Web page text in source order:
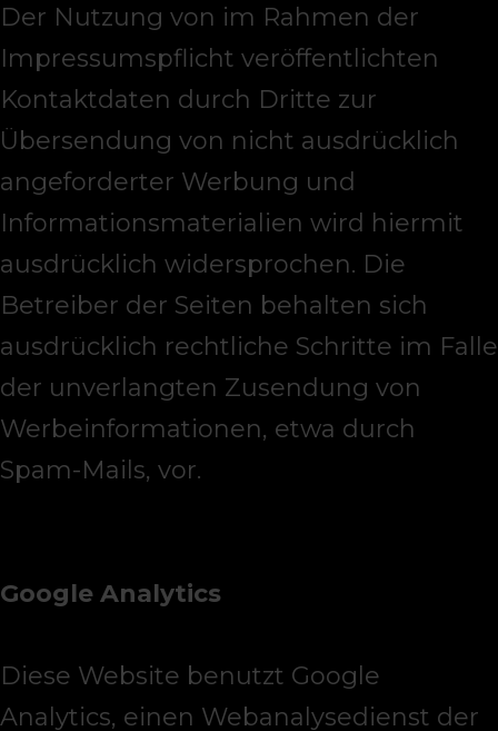
Der Nutzung von im Rahmen der
Impressumspflicht veröffentlichten
Kontaktdaten durch Dritte zur
Übersendung von nicht ausdrücklich
angeforderter Werbung und
Informationsmaterialien wird hiermit
ausdrücklich widersprochen. Die
Betreiber der Seiten behalten sich
ausdrücklich rechtliche Schritte im Falle
der unverlangten Zusendung von
Werbeinformationen, etwa durch
Spam-Mails, vor.
Google Analytics
Diese Website benutzt Google
Analytics, einen Webanalysedienst der